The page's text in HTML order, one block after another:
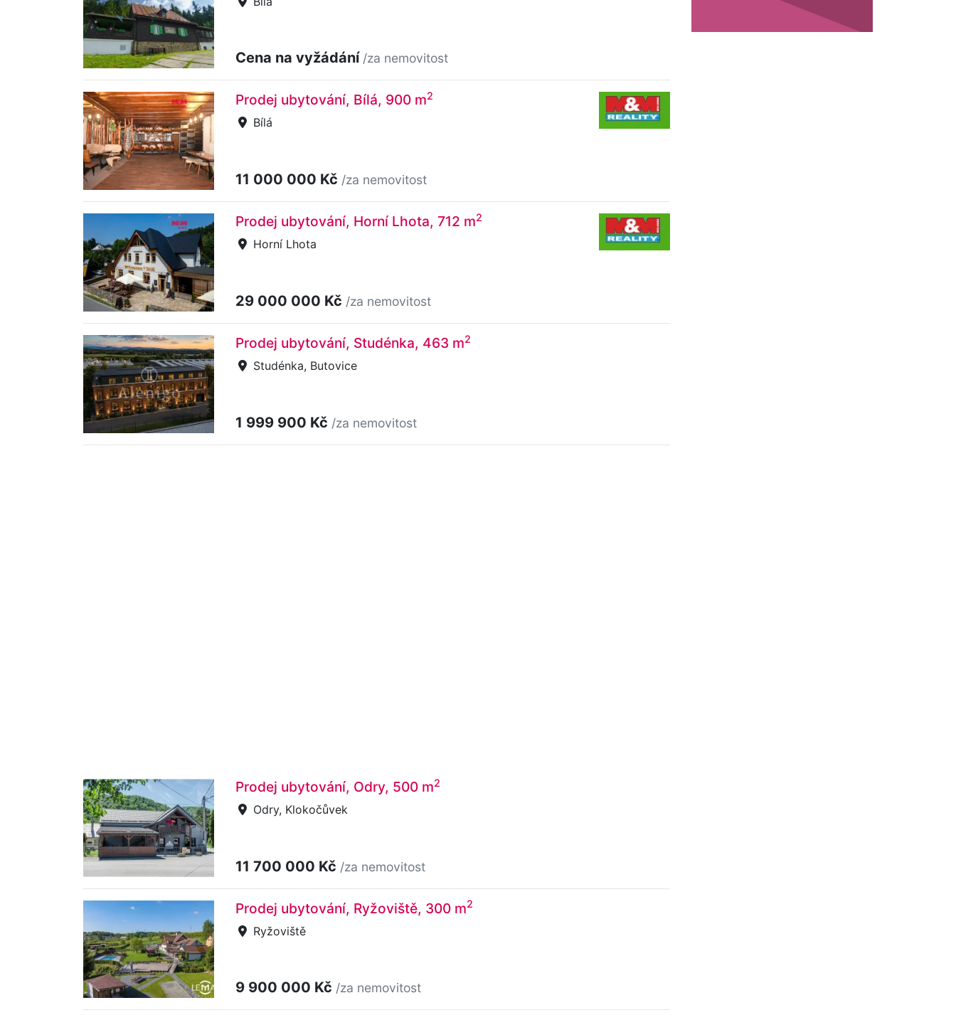
Cena na vyžádání /za nemovitost
Prodej ubytování, Bílá, 900 m2
Bílá
11 000 000 Kč /za nemovitost
Prodej ubytování, Horní Lhota, 712 m2
Horní Lhota
29 000 000 Kč /za nemovitost
Prodej ubytování, Studénka, 463 m2
Studénka, Butovice
1 999 900 Kč /za nemovitost
Prodej ubytování, Odry, 500 m2
Odry, Klokočůvek
11 700 000 Kč /za nemovitost
Prodej ubytování, Ryžoviště, 300 m2
Ryžoviště
9 900 000 Kč /za nemovitost